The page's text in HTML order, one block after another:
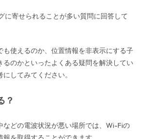
に寄せられることが多い質問に回答して
も使えるのか、位置情報を非表示にする子
るのかといったよくある疑問を解決してい
してみてください。
？
などの電波状況が悪い場所では、Wi-Fiの